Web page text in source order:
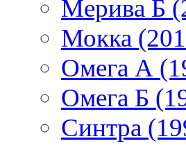
Мерива Б
Мокка
Омега А
Омега Б
Синтра